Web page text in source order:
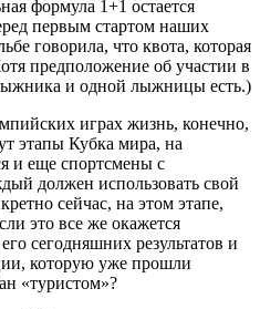
формула 1+1 остается
первым стартом наших
говорила, что квота, которая
предположение об участии в
и одной лыжницы есть.)
играх жизнь, конечно,
этапы Кубка мира, на
и еще спортсмены с
должен использовать свой
сейчас, на этом этапе,
это все же окажется
сегодняшних результатов и
которую уже прошли
«туристом»?